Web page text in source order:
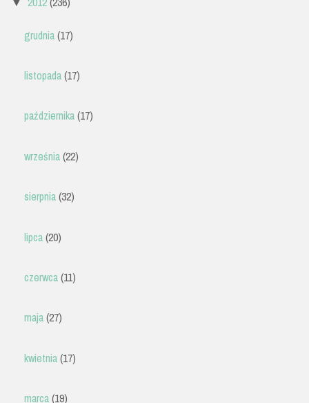
grudnia(17)
listopada(17)
października(17)
września(22)
sierpnia(32)
lipca(20)
czerwca(11)
maja(27)
kwietnia(17)
marca(19)